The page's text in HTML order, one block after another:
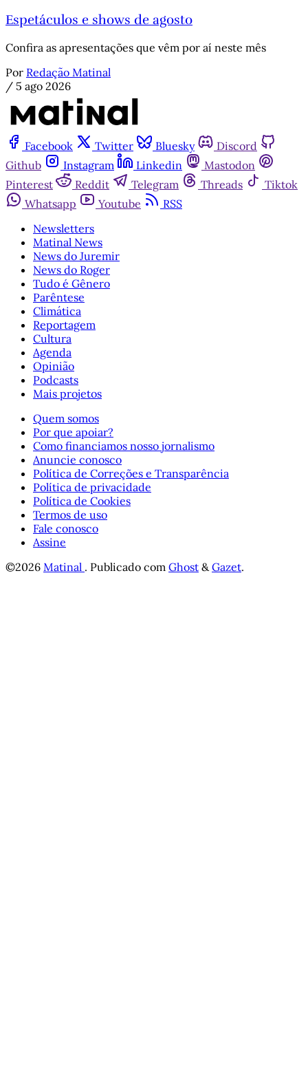
Espetáculos e shows de agosto
Confira as apresentações que vêm por aí neste mês
Por Redação Matinal
/ 5 ago 2026
Facebook Twitter Bluesky
Discord
Github
Instagram Linkedin
Mastodon
Pinterest
Reddit Telegram Threads
Tiktok
Whatsapp
Youtube
RSS
Newsletters
Matinal News
News do Juremir
News do Roger
Tudo é Gênero
Parêntese
Climática
Reportagem
Cultura
Agenda
Opinião
Podcasts
Mais projetos
Quem somos
Por que apoiar?
Como financiamos nosso jornalismo
Anuncie conosco
Política de Correções e Transparência
Política de privacidade
Política de Cookies
Termos de uso
Fale conosco
Assine
©2026 Matinal . Publicado com Ghost &Gazet.